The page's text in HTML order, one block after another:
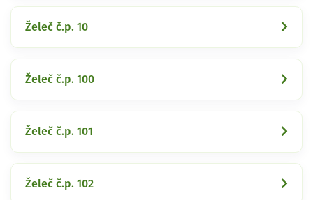
Želeč č.p. 10
Želeč č.p. 100
Želeč č.p. 101
Želeč č.p. 102